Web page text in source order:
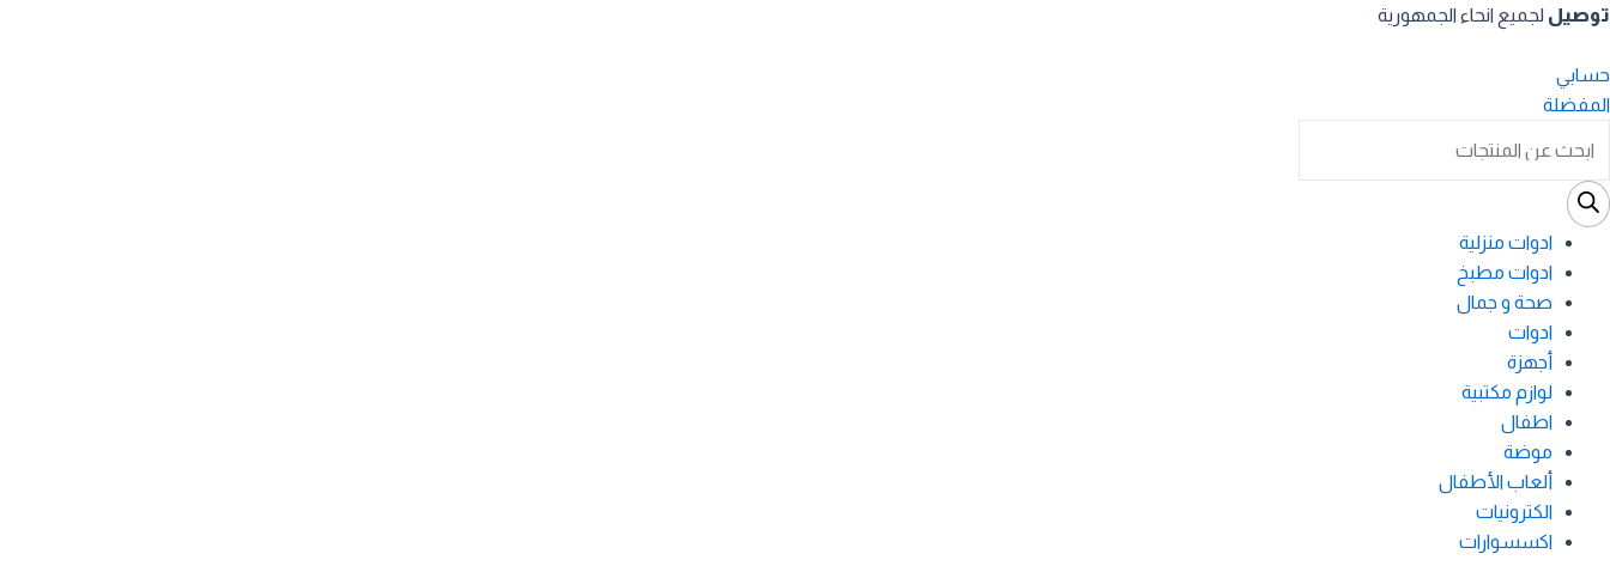
تخطي
المحتوى
توصيل لجميع انحاء الجمهورية
حسابي
المفضلة
search
ادوات منزلية
ادوات مطبخ
صحة و جمال
ادوات
أجهزة
لوازم مكتبية
اطفال
موضة
ألعاب الأطفال
الكترونيات
اكسسوارات